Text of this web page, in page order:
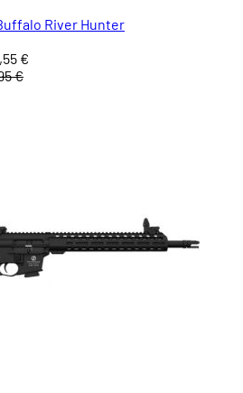
River Hunter
€
€